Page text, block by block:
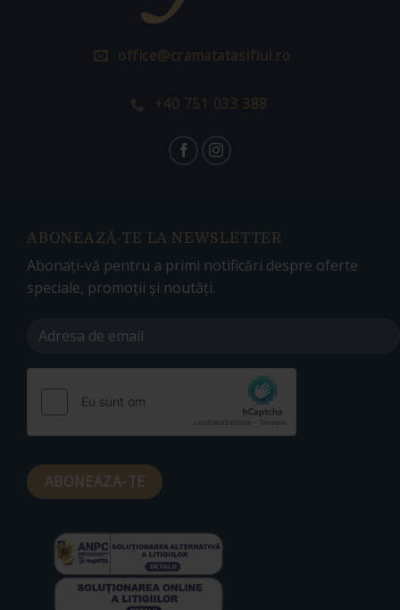
office@cramatatasifiul.ro
+40 751 033 388
ABONEAZĂ-TE LA NEWSLETTER
Abonați-vă pentru a primi notificări despre oferte
speciale, promoții și noutăți.